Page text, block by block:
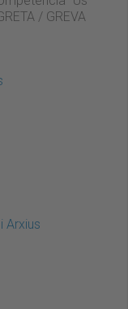
/ GREVA
Arxius